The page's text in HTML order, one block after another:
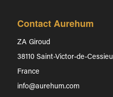
Contact Aurehum
ZA Giroud
38110 Saint-Victor-de-Cessieu
France
info@aurehum.com